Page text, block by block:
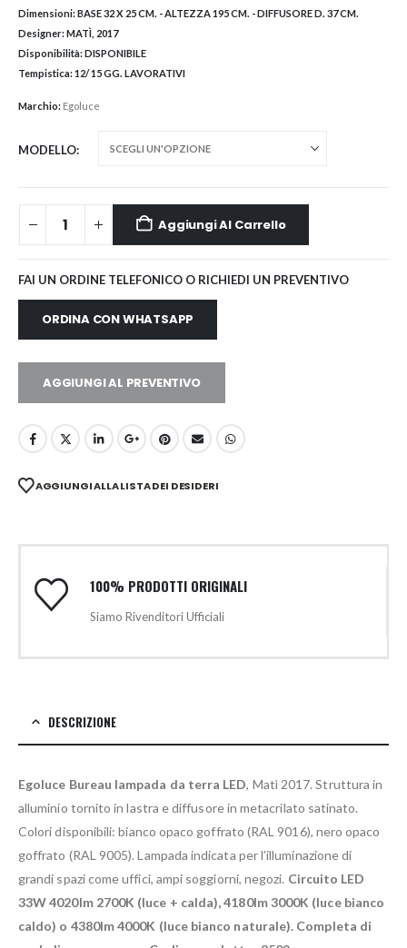
Dimensioni:BASE 32 X 25 CM. - ALTEZZA 195 CM. - DIFFUSORE D. 37 CM.
Designer:MATÌ, 2017
Disponibilità:DISPONIBILE
Tempistica:12/ 15 GG. LAVORATIVI
Marchio: Egoluce
MODELLO
Aggiungi Al Carrello
FAI UN ORDINE TELEFONICO O RICHIEDI UN PREVENTIVO
ORDINA CON WHATSAPP
AGGIUNGI AL PREVENTIVO
AGGIUNGI ALLA LISTA DEI DESIDERI
100% PRODOTTI ORIGINALI
Siamo Rivenditori Ufficiali
DESCRIZIONE
Egoluce Bureau lampada da terra LED, Matì 2017. Struttura in
alluminio tornito in lastra e diffusore in metacrilato satinato.
Colori disponibili: bianco opaco goffrato (RAL 9016), nero opaco
goffrato (RAL 9005). Lampada indicata per l’illuminazione di
grandi spazi come uffici, ampi soggiorni, negozi. Circuito LED
33W 4020lm 2700K (luce + calda), 4180lm 3000K (luce bianco
caldo) o 4380lm 4000K (luce bianco naturale). Completa di